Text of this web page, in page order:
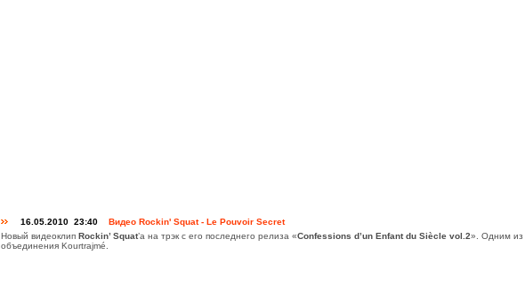
16.05.2010 23:40 Видео Rockin' Squat - Le Pouvoir Secret
Новый видеоклип Rockin’ Squat’а на трэк с его последнего релиза «Confessions d’un Enfant du Siècle vol.2». Одним из
объединения Kourtrajmé.